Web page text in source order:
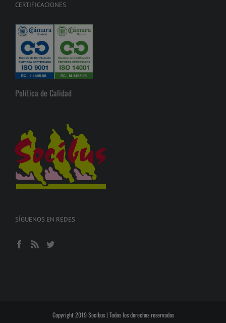
CERTIFICACIONES
Política de Calidad
SÍGUENOS EN REDES
Copyright 2019 Socibus | Todos los derechos reservados